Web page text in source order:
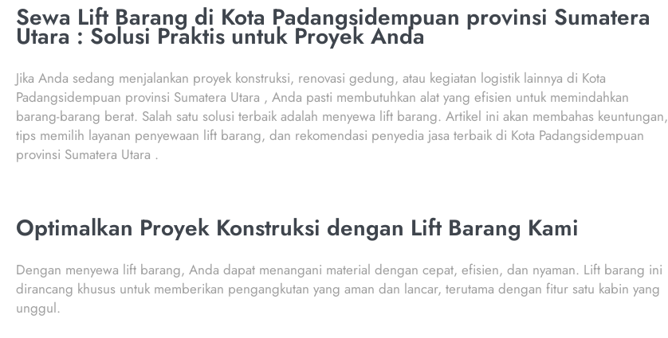
Sewa Lift Barang di Kota Padangsidempuan provinsi Sumatera
Utara : Solusi Praktis untuk Proyek Anda
Jika Anda sedang menjalankan proyek konstruksi, renovasi gedung, atau kegiatan logistik lainnya di Kota
Padangsidempuan provinsi Sumatera Utara , Anda pasti membutuhkan alat yang efisien untuk memindahkan
barang-barang berat. Salah satu solusi terbaik adalah menyewa lift barang. Artikel ini akan membahas keuntungan,
tips memilih layanan penyewaan lift barang, dan rekomendasi penyedia jasa terbaik di Kota Padangsidempuan
provinsi Sumatera Utara .
Optimalkan Proyek Konstruksi dengan Lift Barang Kami
Dengan menyewa lift barang, Anda dapat menangani material dengan cepat, efisien, dan nyaman. Lift barang ini
dirancang khusus untuk memberikan pengangkutan yang aman dan lancar, terutama dengan fitur satu kabin yang
unggul.